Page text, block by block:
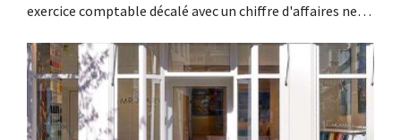
exercice comptable décalé avec un chiffre d'affaires net
soit une hausse de 14 % par rapport à l'année
précédente. Fort de ce démarrage supérieur aux
attentes, le groupe revoit également à la...